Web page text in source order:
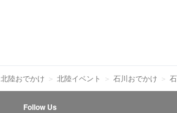
北陸おでかけ 北陸イベント 石川おでかけ
Follow Us